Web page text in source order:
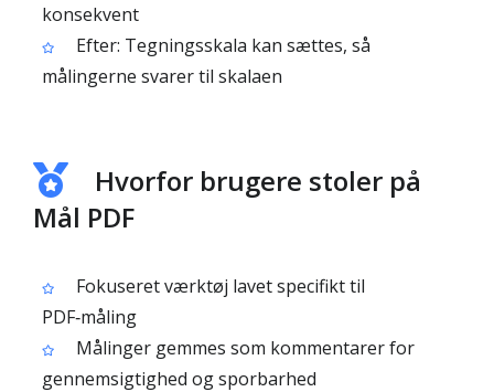
konsekvent
Efter: Tegningsskala kan sættes, så
målingerne svarer til skalaen
Hvorfor brugere stoler på
Mål PDF
Fokuseret værktøj lavet specifikt til
PDF‑måling
Målinger gemmes som kommentarer for
gennemsigtighed og sporbarhed